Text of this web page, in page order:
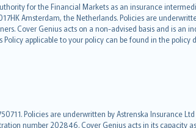
for the Financial Markets as an insurance
Amsterdam, the Netherlands. Policies are
Cover Genius acts on a non-advised basis and is an
applicable to your policy can be found in the policy
Policies are underwritten by Astrenska Insurance
number 202846. Cover Genius acts in its capacity